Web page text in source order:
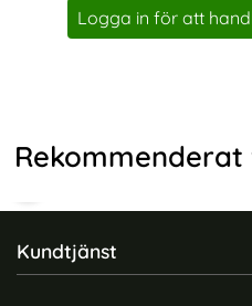
Logga in för att
Sidfot Blandad info
Kundtjänst